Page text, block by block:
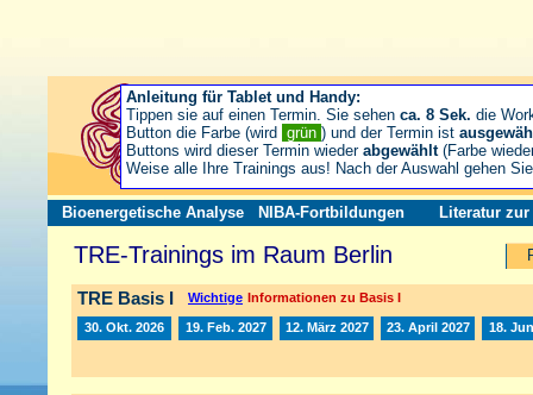
Bioenergetische Analyse NIBA-Fortbildungen Literatur zur
TRE-Trainings im Raum Berlin
TRE Basis I Wichtige Informationen zu Basis I
30. Okt. 2026 19. Feb. 2027 12. März 2027 23. April 2027 18.
Anleitung für Tablet und Handy:
Tippen sie auf einen Termin. Sie sehen ca. 8 Sek. die
Button die Farbe (wird grün ) und der Termin ist
Buttons wird dieser Termin wieder abgewählt(Farbe
Weise alle Ihre Trainings aus! Nach der Auswahl gehen